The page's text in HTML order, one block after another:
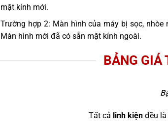
mặt kính mới.
Trường hợp 2: Màn hình của máy bị sọc,
Màn hình mới đã có sẵn mặt kính ngoài.
BẢNG GIÁ
Tất cả linh kiệnđều là